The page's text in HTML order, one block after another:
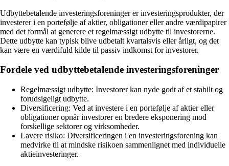
Udbyttebetalende investeringsforeninger er investeringsprodukter, der
investerer i en portefølje af aktier, obligationer eller andre værdipapirer
med det formål at generere et regelmæssigt udbytte til investorerne.
Dette udbytte kan typisk blive udbetalt kvartalsvis eller årligt, og det
kan være en værdifuld kilde til passiv indkomst for investorer.
Fordele ved udbyttebetalende investeringsforeninger
Regelmæssigt udbytte: Investorer kan nyde godt af et stabilt og
forudsigeligt udbytte.
Diversificering: Ved at investere i en portefølje af aktier eller
obligationer opnår investorer en bredere eksponering mod
forskellige sektorer og virksomheder.
Lavere risiko: Diversificeringen i en investeringsforening kan
medvirke til at mindske risikoen sammenlignet med individuelle
aktieinvesteringer.